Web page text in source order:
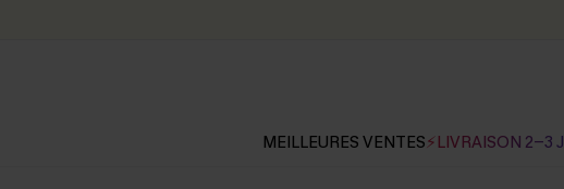
MEILLEURES VENTES⚡LIVRAISON 2-3 J